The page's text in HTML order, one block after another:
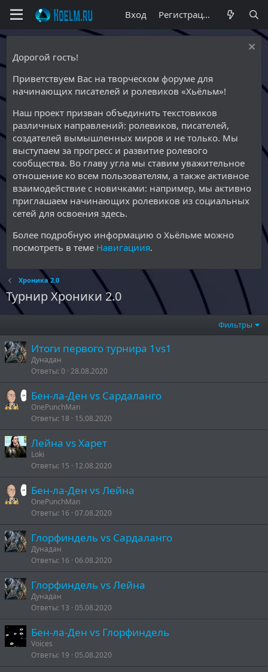
Вход Регистрация
Дорогой гость!
Приветствуем Вас на творческом форуме для
начинающих писателей и ролевиков «Хьёльм»!
Наш проект призван объединить текстовиков
различных направлений: ролевиков, писателей,
создателей вымышленных миров и не только. Мы
выступаем за прогресс и развитие ролевого
сообщества. Во главу угла мы ставим уважительное
отношение ко всем пользователям, а также активное
взаимодействие с новичками: например, мы активно
приглашаем начинающих ролевиков из социальных
сетей для освоения здесь.
Более подробную информацию о Хьёльме можно
посмотреть в теме Навигациия.
Хроника 2.0
Турнир Хроники 2.0
Фильтры
Итоги первого турнира 1vs1
Дунадан
Ответы 0 28.08.2020
Бен-ла-Ден vs Сардаланго
OnePunchMan
Ответы 18 15.08.2020
Лейна vs Харет
Loki
Ответы 15 12.08.2020
Бен-ла-Ден vs Лейна
OnePunchMan
Ответы 16 07.08.2020
Глорфиндель vs Сардаланго
Дунадан
Ответы 16 06.08.2020
Глорфиндель vs Лейна
Дунадан
Ответы 13 05.08.2020
Бен-ла-Ден vs Глорфиндель
Voices
Ответы 19 05.08.2020